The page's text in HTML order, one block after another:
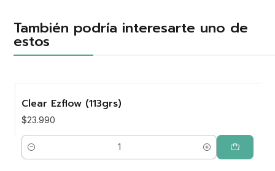
También podría interesarte uno de
estos
Clear Ezflow (113grs)
$23.990
Cantidad